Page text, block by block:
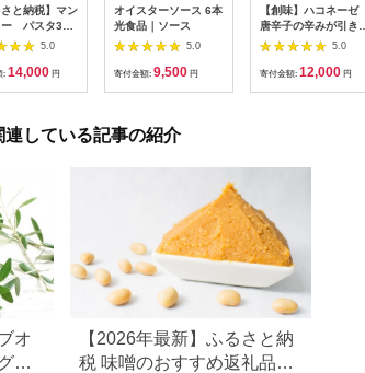
さと納税】マン
パスタ3種
ッシングのセッ
5.0
: 14,000 円
オイスターソース 6本
光食品｜ソース
5.0
寄付金額: 9,500 円
【創味】ハコネーゼ
唐辛子の辛みが引き立
つ絶品アラビアータ
12個セット【 パスタ
ソース レトルト】
5.0
寄付金額: 12,000 円
している記事の紹介
オ
【2026年最新】ふるさと納
税 味噌のおすすめ返礼品ラ